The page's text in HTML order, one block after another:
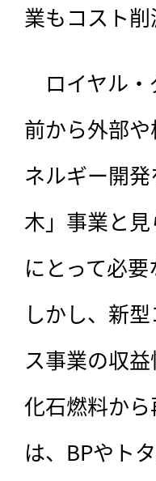
業もコスト
ロイヤル・
前から外部
ネルギー開
木」事業と
にとって必
しかし、新
ス事業の収
化石燃料か
は、BPやト